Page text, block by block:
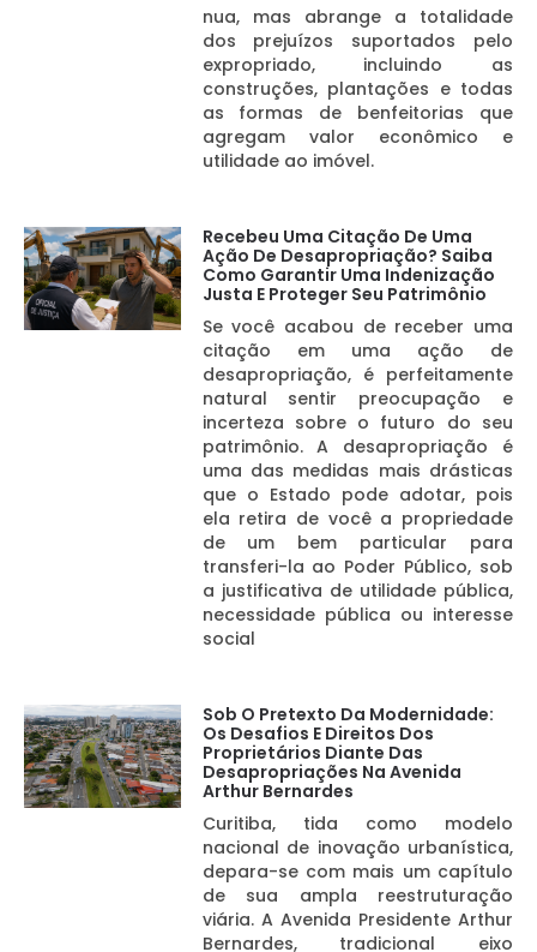
nua, mas abrange a totalidade
dos prejuízos suportados pelo
expropriado, incluindo as
construções, plantações e todas
as formas de benfeitorias que
agregam valor econômico e
utilidade ao imóvel.
Recebeu Uma Citação De Uma
Ação De Desapropriação? Saiba
Como Garantir Uma Indenização
Justa E Proteger Seu Patrimônio
Se você acabou de receber uma
citação em uma ação de
desapropriação, é perfeitamente
natural sentir preocupação e
incerteza sobre o futuro do seu
patrimônio. A desapropriação é
uma das medidas mais drásticas
que o Estado pode adotar, pois
ela retira de você a propriedade
de um bem particular para
transferi-la ao Poder Público, sob
a justificativa de utilidade pública,
necessidade pública ou interesse
social
Sob O Pretexto Da Modernidade:
Os Desafios E Direitos Dos
Proprietários Diante Das
Desapropriações Na Avenida
Arthur Bernardes
Curitiba, tida como modelo
nacional de inovação urbanística,
depara-se com mais um capítulo
de sua ampla reestruturação
viária. A Avenida Presidente Arthur
Bernardes, tradicional eixo